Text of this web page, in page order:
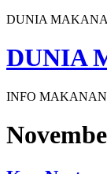
DUNIA
DUNIA
INFO